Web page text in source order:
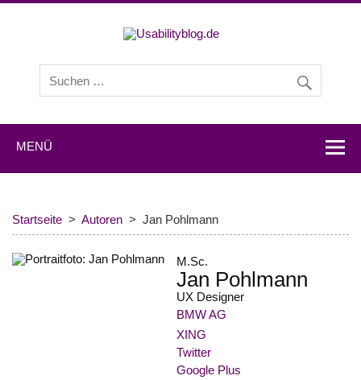
Experten zu den Themen Usability und User Experience.
MENÜ
Startseite Autoren Jan Pohlmann
M.Sc.
Jan Pohlmann
UX Designer
BMW AG
XING
Twitter
Google Plus